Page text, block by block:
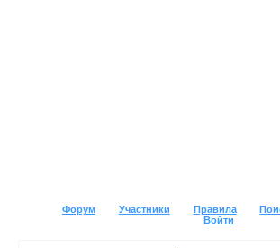
Форум Участники Правила
Войти